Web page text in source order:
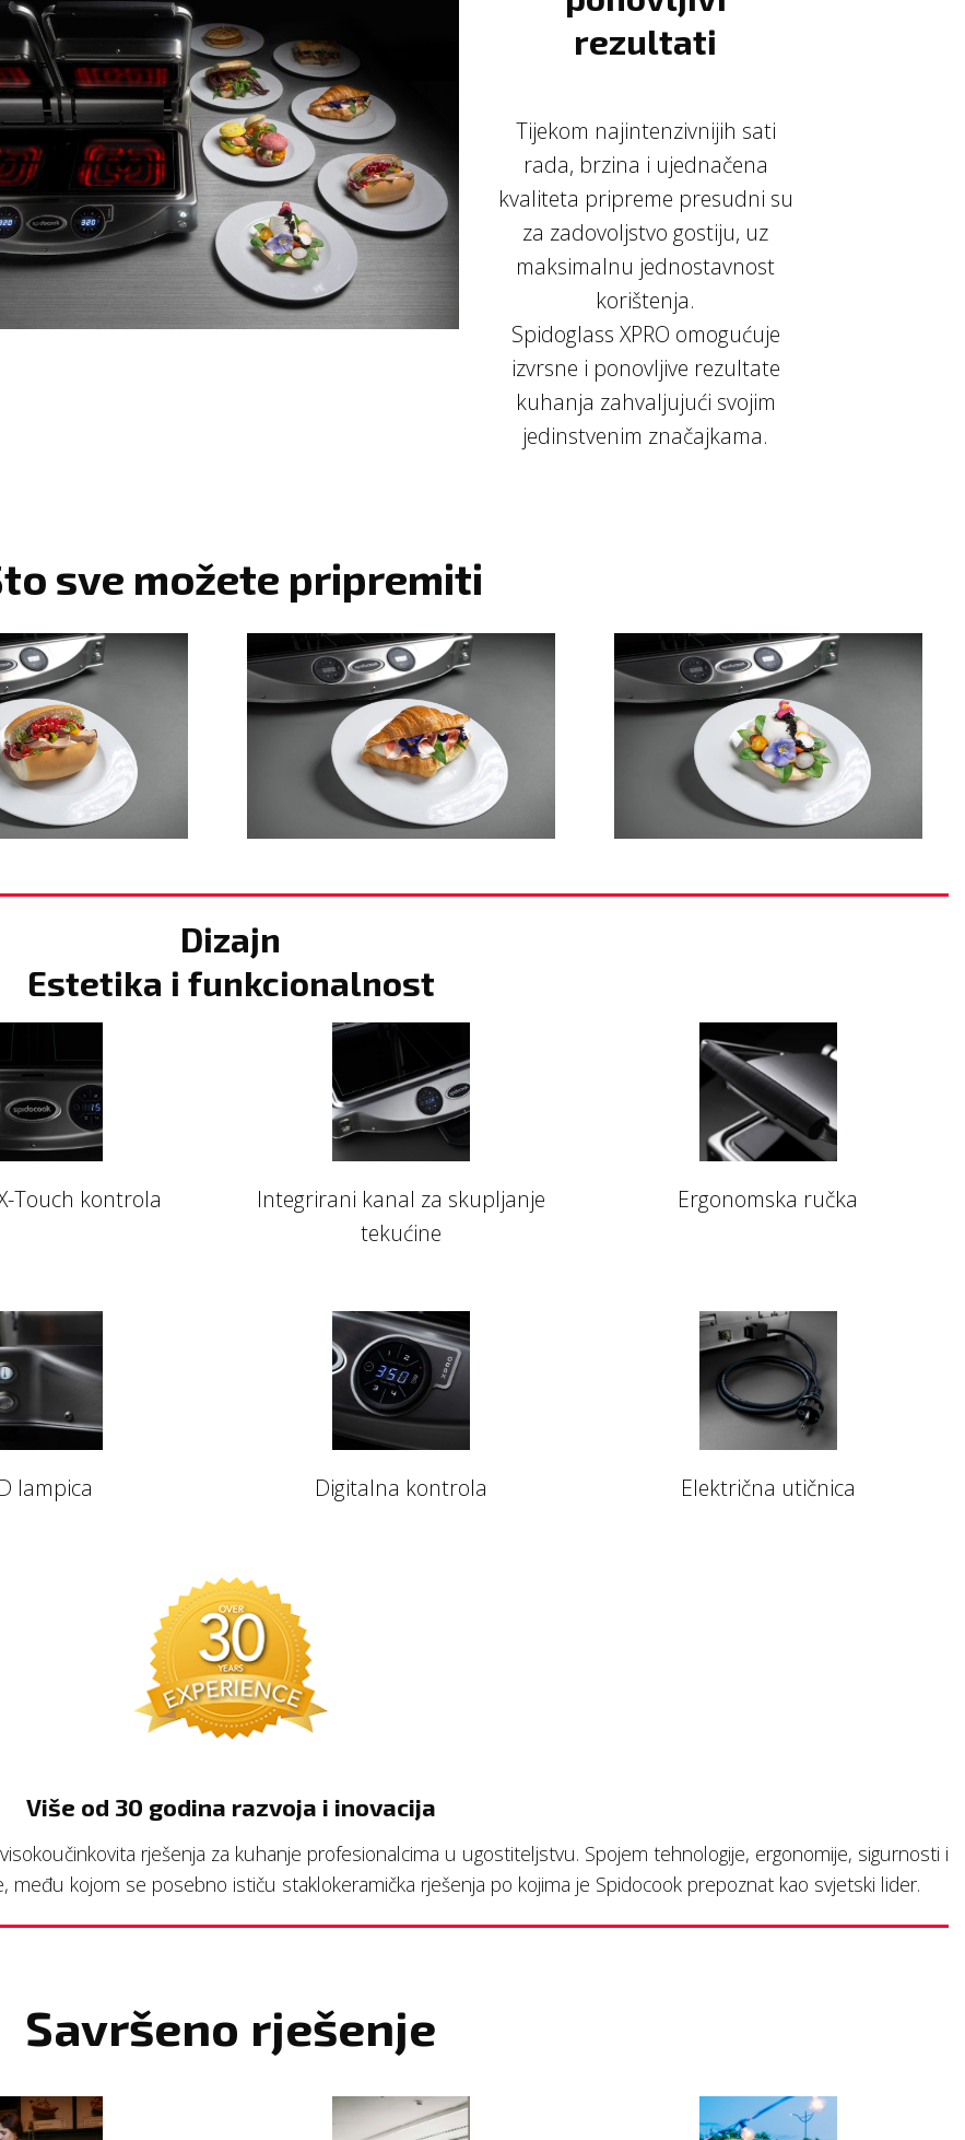
rezultati
Tijekom najintenzivnijih sati
rada, brzina i ujednačena
kvaliteta pripreme presudni su
za zadovoljstvo gostiju, uz
maksimalnu jednostavnost
korištenja.
Spidoglass XPRO omogućuje
izvrsne i ponovljive rezultate
kuhanja zahvaljujući svojim
jedinstvenim značajkama.
sve možete pripremiti
Dizajn
Estetika i funkcionalnost
Touch kontrola
Integrirani kanal za skupljanje
tekućine
Ergonomska ručka
lampica Digitalna kontrola Električna utičnica
Više od 30 godina razvoja i inovacija
rješenja za kuhanje profesionalcima u ugostiteljstvu. Spojem tehnologije, ergonomije, sigurnosti i
kojom se posebno ističu staklokeramička rješenja po kojima je Spidocook prepoznat kao svjetski lider.
Savršeno rješenje